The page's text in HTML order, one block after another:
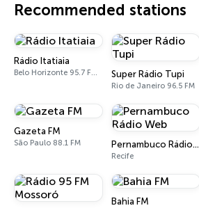
Recommended stations
Rádio Itatiaia
Belo Horizonte 95.7 FM - 610 AM Super Rádio Tupi
Rio de Janeiro 96.5 FM
Gazeta FM
São Paulo 88.1 FM Pernambuco Rádio Web
Recife
Bahia FM